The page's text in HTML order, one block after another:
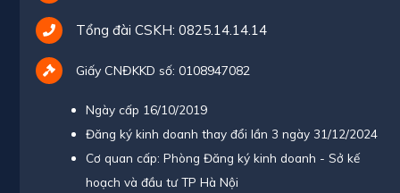
Tổng đài CSKH: 0825.14.14.14
Giấy CNĐKKD số: 0108947082
Ngày cấp 16/10/2019
Đăng ký kinh doanh thay đổi lần 3 ngày 31/12/2024
Cơ quan cấp: Phòng Đăng ký kinh doanh - Sở kế
hoạch và đầu tư TP Hà Nội